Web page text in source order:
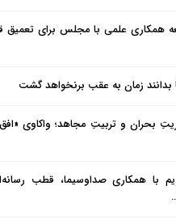
می گوید: روزی حسین
صادق(ع). بود که به صورت آشکار
بن اسحاق اشعری[۳] می رود؛ ولی احمد او
به خانه برگشت. احمد بن
رفت و به محضر امام
وقتی حضرت او را
همکاری علمی با مجلس برای تعمیق
بدانند زمان به عقب برنخواهد گشت
بحران و تربیتِ مجاهد؛ واکاوی
با همکاری صداوسیما، قطب